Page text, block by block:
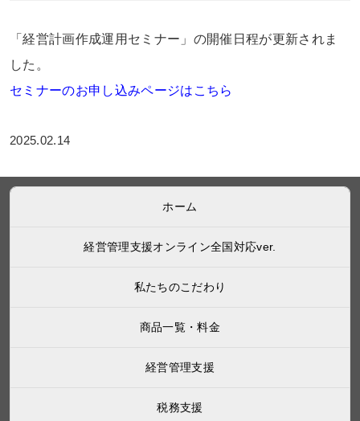
「経営計画作成運用セミナー」の開催日程が更新されま
した。
セミナーのお申し込みページはこちら
2025.02.14
ホーム
経営管理支援オンライン全国対応ver.
私たちのこだわり
商品一覧・料金
経営管理支援
税務支援